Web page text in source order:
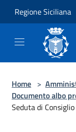
Regione Siciliana
Home >
Documento albo
Seduta di